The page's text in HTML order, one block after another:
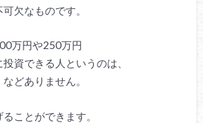
欠なものです。
万円や250万円
資できる人というのは、
どありません。
ことができます。